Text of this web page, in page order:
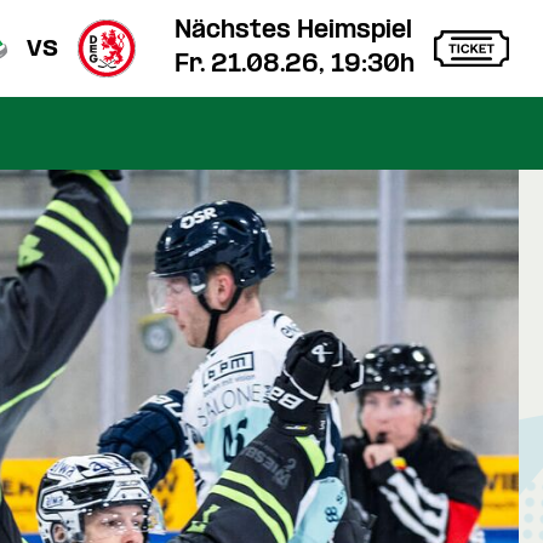
vs
Nächstes Heimspiel
Fr. 21.08.26, 19:30h